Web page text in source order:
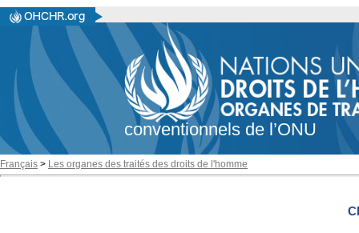
conventionnels de l’ONU
Français > Les organes des traités des droits de l'homme